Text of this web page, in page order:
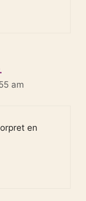
am
en